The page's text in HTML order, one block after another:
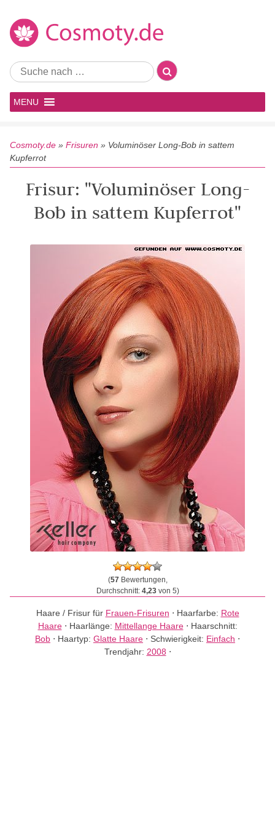
MENU
Cosmoty.de » Frisuren » Voluminöser Long-Bob in sattem
Kupferrot
Frisur: "Voluminöser Long-
Bob in sattem Kupferrot"
(57Bewertungen,
Durchschnitt: 4,23von 5)
Haare / Frisur für Frauen-Frisuren ⋅ Haarfarbe: Rote
Haare⋅ Haarlänge: Mittellange Haare⋅ Haarschnitt:
Bob ⋅ Haartyp: Glatte Haare ⋅ Schwierigkeit: Einfach ⋅
Trendjahr: 2008 ⋅